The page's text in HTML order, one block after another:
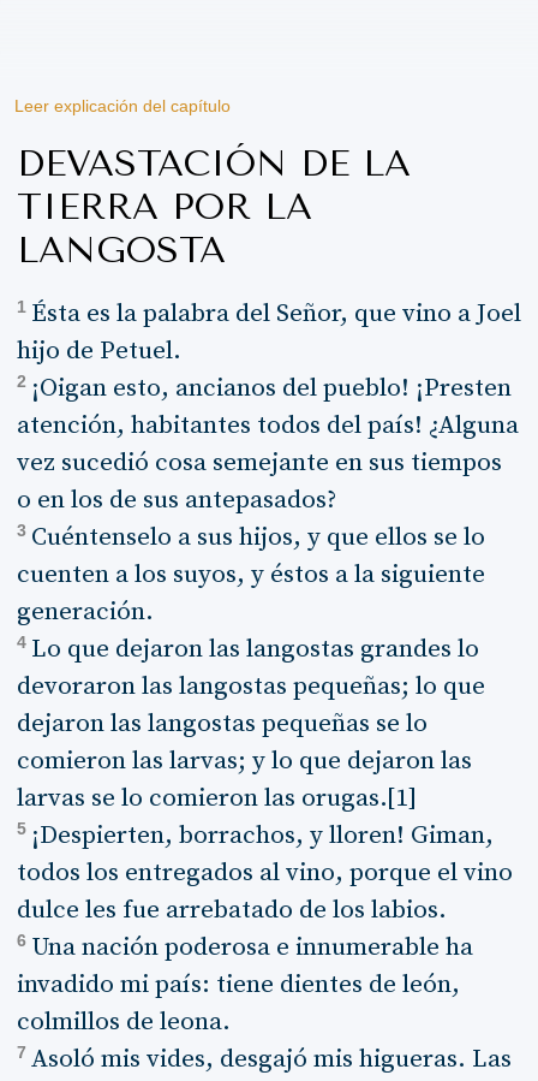
Leer explicación del capítulo
DEVASTACIÓN DE LA
TIERRA POR LA
LANGOSTA
1 Ésta es la palabra del Señor, que vino a Joel
hijo de Petuel.
2 ¡Oigan esto, ancianos del pueblo! ¡Presten
atención, habitantes todos del país! ¿Alguna
vez sucedió cosa semejante en sus tiempos
o en los de sus antepasados?
3 Cuéntenselo a sus hijos, y que ellos se lo
cuenten a los suyos, y éstos a la siguiente
generación.
4 Lo que dejaron las langostas grandes lo
devoraron las langostas pequeñas; lo que
dejaron las langostas pequeñas se lo
comieron las larvas; y lo que dejaron las
larvas se lo comieron las orugas.[1]
5 ¡Despierten, borrachos, y lloren! Giman,
todos los entregados al vino, porque el vino
dulce les fue arrebatado de los labios.
6 Una nación poderosa e innumerable ha
invadido mi país: tiene dientes de león,
colmillos de leona.
7 Asoló mis vides, desgajó mis higueras. Las